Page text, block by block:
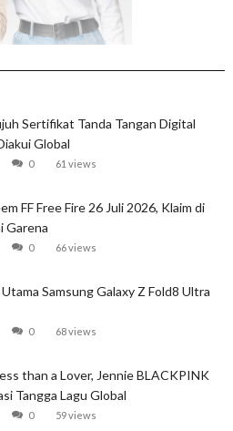
Sertifikat Tanda Tangan Digital
Global
0 61 views
FF Free Fire 26 Juli 2026, Klaim di
Garena
0 66 views
Samsung Galaxy Z Fold8 Ultra
0 68 views
than a Lover, Jennie BLACKPINK
Tangga Lagu Global
0 59 views